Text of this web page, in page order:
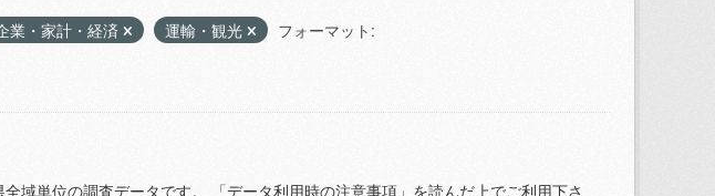
業・家計・経済 運輸・観光
フォーマット:
域単位の調査データです。 「データ利用時の注意事項」を読んだ上でご利用下さ